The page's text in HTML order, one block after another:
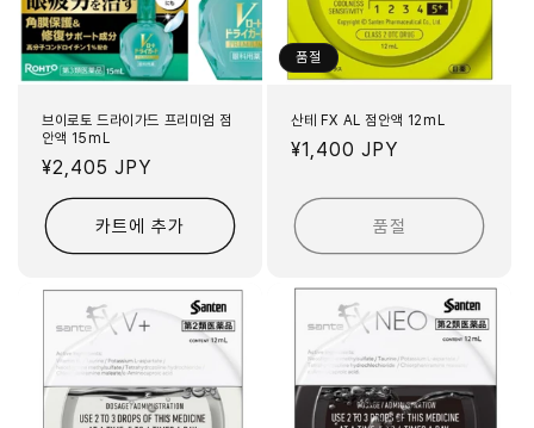
브이로토 드라이가드 프리미엄 점
안액 15mL
정
가
¥2,405 JPY
카트에 추가
품절
산테 FX AL 점안액 12mL
정
¥1,400 JPY
품절